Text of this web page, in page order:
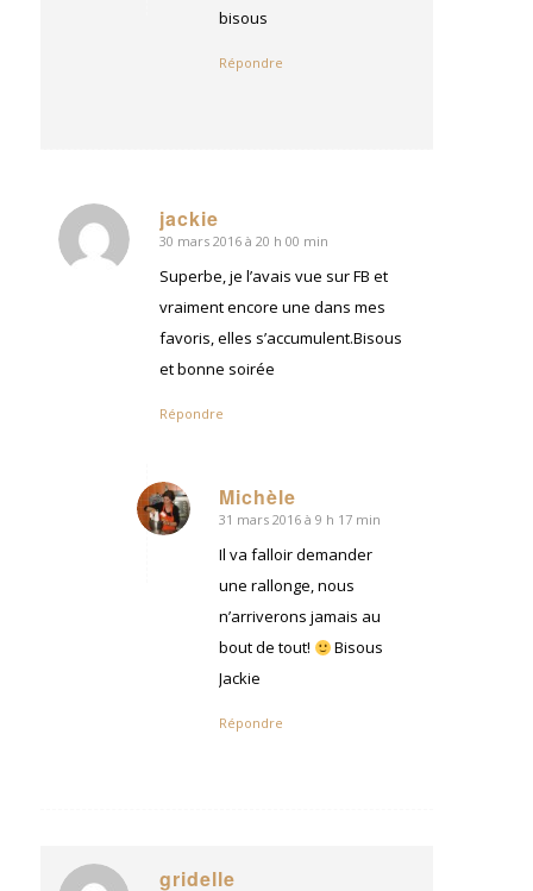
bisous
Répondre
jackie
dit
30 mars 2016 à 20 h 00 min
Superbe, je l’avais vue sur FB et
vraiment encore une dans mes
favoris, elles s’accumulent.Bisous
et bonne soirée
Répondre
Michèle
dit
31 mars 2016 à 9 h 17 min
Il va falloir demander
une rallonge, nous
n’arriverons jamais au
bout de tout!
Bisous
Jackie
Répondre
gridelle